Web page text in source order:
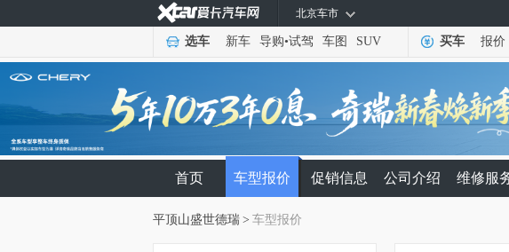
北京车市
选车 新车 导购•试驾 车图 SUV 买车 报价
首页 车型报价 促销信息 公司介绍 维修服
平顶山盛世德瑞 > 车型报价